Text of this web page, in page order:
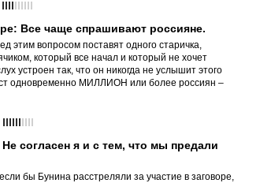
Все чаще спрашивают россияне.
этим вопросом поставят одного старичка,
который все начал и который не хочет
устроен так, что он никогда не услышит этого
одновременно МИЛЛИОН или более россиян –
согласен я и с тем, что мы предали
бы Бунина расстреляли за участие в заговоре,